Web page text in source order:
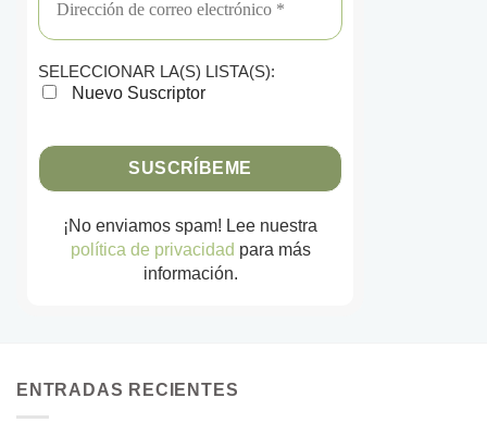
SELECCIONAR LA(S) LISTA(S):
Nuevo Suscriptor
¡No enviamos spam! Lee nuestra
política de privacidad para más
información.
ENTRADAS RECIENTES